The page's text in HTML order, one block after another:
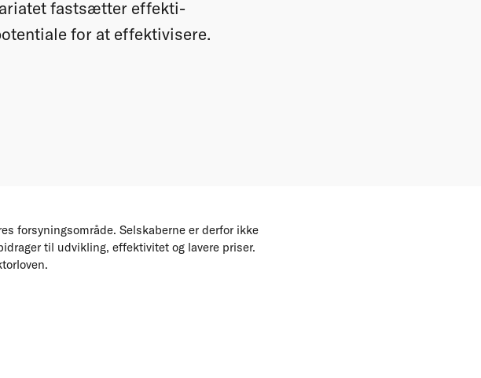
fastsætter effekti-
for at effektivisere.
forsyningsområde. Selskaberne er derfor ikke
til udvikling, effektivitet og lavere priser.